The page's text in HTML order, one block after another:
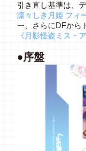
引き直し基準は、
凛々しき月姫 フィ
ー、さらにDFから
《月影怪盗ミス・
●序盤